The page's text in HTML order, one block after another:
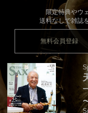
限定特典やウ
送料なしで雑誌
無料会員登録